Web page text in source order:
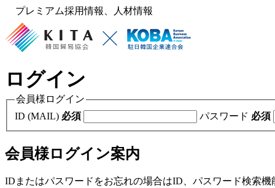
プレミアム採用情報、人材情報
ログイン
会員様ログイン
ID (MAIL) 必須 パスワード 必須
会員様ログイン案内
IDまたはパスワードをお忘れの場合はID、パスワード検索機